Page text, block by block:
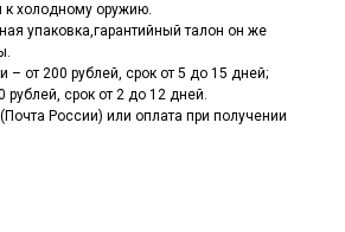
к холодному оружию.
упаковка,гарантийный талон он же
– от 200 рублей, срок от 5 до 15 дней;
срок от 2 до 12 дней.
России) или оплата при получении